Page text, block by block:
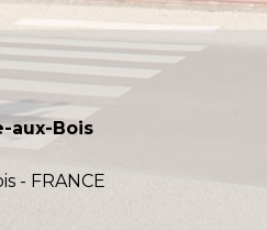
aux-Bois
- FRANCE